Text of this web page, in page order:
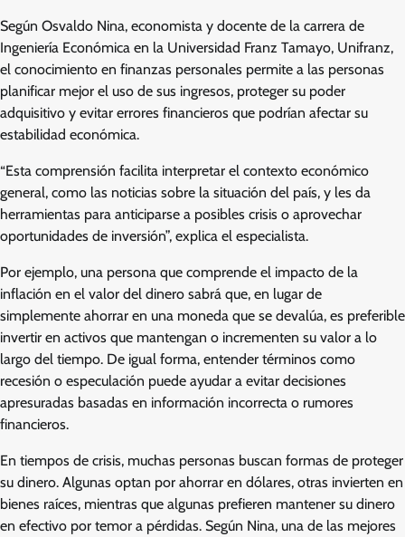
Según Osvaldo Nina, economista y docente de la carrera de
Ingeniería Económica en la Universidad Franz Tamayo, Unifranz,
el conocimiento en finanzas personales permite a las personas
planificar mejor el uso de sus ingresos, proteger su poder
adquisitivo y evitar errores financieros que podrían afectar su
estabilidad económica.
“Esta comprensión facilita interpretar el contexto económico
general, como las noticias sobre la situación del país, y les da
herramientas para anticiparse a posibles crisis o aprovechar
oportunidades de inversión”, explica el especialista.
Por ejemplo, una persona que comprende el impacto de la
inflación en el valor del dinero sabrá que, en lugar de
simplemente ahorrar en una moneda que se devalúa, es preferible
invertir en activos que mantengan o incrementen su valor a lo
largo del tiempo. De igual forma, entender términos como
recesión o especulación puede ayudar a evitar decisiones
apresuradas basadas en información incorrecta o rumores
financieros.
En tiempos de crisis, muchas personas buscan formas de proteger
su dinero. Algunas optan por ahorrar en dólares, otras invierten en
bienes raíces, mientras que algunas prefieren mantener su dinero
en efectivo por temor a pérdidas. Según Nina, una de las mejores